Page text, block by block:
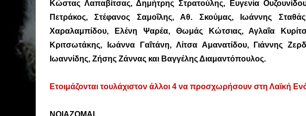
Κώστας Λαπαβίτσας, Δημήτρης Στρατούλης, Ευγενία
Πετράκος, Στέφανος Σαμοΐλης, Αθ. Σκούμας, Ιωάννης
Χαραλαμπίδου, Ελένη Ψαρέα, Θωμάς Κώτσιας, Αγλαΐα
Κριτσωτάκης, Ιωάννα Γαΐτάνη, Λίτσα Αμανατίδου, Γιάννης
Ιωαννίδης, Ζήσης Ζάννας και Βαγγέλης Διαμαντόπουλος.
Ετοιμάζονται τουλάχιστον άλλοι 4 να προσχωρήσουν στη Λαϊκή
ΝΟΙΑΖΟΜΑΙ